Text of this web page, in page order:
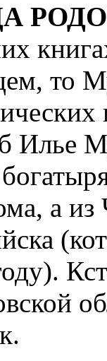
то
Илье
а из